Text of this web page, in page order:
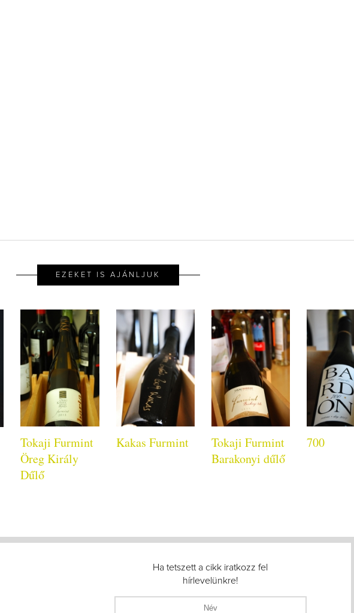
EZEKET IS AJÁNLJUK
Tokaji Furmint
Öreg Király
Dűlő
Kakas Furmint
Tokaji Furmint
Barakonyi dűlő
700
Ha tetszett a cikk iratkozz fel
hírlevelünkre!